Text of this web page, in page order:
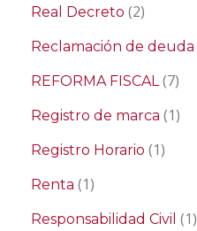
Real Decreto (2)
Reclamación de deuda
REFORMA FISCAL (7)
Registro de marca (1)
Registro Horario (1)
Renta (1)
Responsabilidad Civil (1)